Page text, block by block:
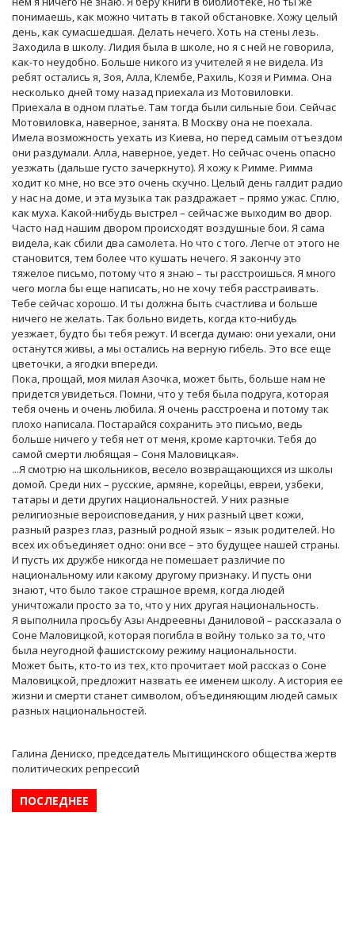
понимаешь, как можно читать в такой обстановке. Хожу целый
день, как сумасшедшая. Делать нечего. Хоть на стены лезь.
Заходила в школу. Лидия была в школе, но я с ней не говорила,
как-то неудобно. Больше никого из учителей я не видела. Из
ребят остались я, Зоя, Алла, Клембе, Рахиль, Козя и Римма. Она
несколько дней тому назад приехала из Мотовиловки.
Приехала в одном платье. Там тогда были сильные бои. Сейчас
Мотовиловка, наверное, занята. В Москву она не поехала.
Имела возможность уехать из Киева, но перед самым отъездом
они раздумали. Алла, наверное, уедет. Но сейчас очень опасно
уезжать (дальше густо зачеркнуто). Я хожу к Римме. Римма
ходит ко мне, но все это очень скучно. Целый день галдит радио
у нас на доме, и эта музыка так раздражает – прямо ужас. Сплю,
как муха. Какой-нибудь выстрел – сейчас же выходим во двор.
Часто над нашим двором происходят воздушные бои. Я сама
видела, как сбили два самолета. Но что с того. Легче от этого не
становится, тем более что кушать нечего. Я закончу это
тяжелое письмо, потому что я знаю – ты расстроишься. Я много
чего могла бы еще написать, но не хочу тебя расстраивать.
Тебе сейчас хорошо. И ты должна быть счастлива и больше
ничего не желать. Так больно видеть, когда кто-нибудь
уезжает, будто бы тебя режут. И всегда думаю: они уехали, они
останутся живы, а мы остались на верную гибель. Это все еще
цветочки, а ягодки впереди.
Пока, прощай, моя милая Азочка, может быть, больше нам не
придется увидеться. Помни, что у тебя была подруга, которая
тебя очень и очень любила. Я очень расстроена и потому так
плохо написала. Постарайся сохранить это письмо, ведь
больше ничего у тебя нет от меня, кроме карточки. Тебя до
самой смерти любящая – Соня Маловицкая».
...Я смотрю на школьников, весело возвращающихся из школы
домой. Среди них – русские, армяне, корейцы, евреи, узбеки,
татары и дети других национальностей. У них разные
религиозные вероисповедания, у них разный цвет кожи,
разный разрез глаз, разный родной язык – язык родителей. Но
всех их объединяет одно: они все – это будущее нашей страны.
И пусть их дружбе никогда не помешает различие по
национальному или какому другому признаку. И пусть они
знают, что было такое страшное время, когда людей
уничтожали просто за то, что у них другая национальность.
Я выполнила просьбу Азы Андреевны Даниловой – рассказала о
Соне Маловицкой, которая погибла в войну только за то, что
была неугодной фашистскому режиму национальности.
Может быть, кто-то из тех, кто прочитает мой рассказ о Соне
Маловицкой, предложит назвать ее именем школу. А история ее
жизни и смерти станет символом, объединяющим людей самых
разных национальностей.
Галина Дениско, председатель Мытищинского общества жертв
политических репрессий